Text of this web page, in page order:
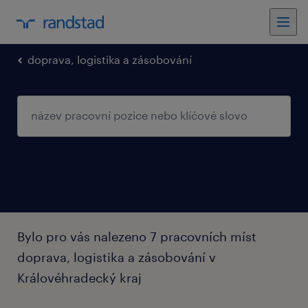
doprava, logistika a zásobování
Bylo pro vás nalezeno 7 pracovních míst
doprava, logistika a zásobování v
Královéhradecký kraj